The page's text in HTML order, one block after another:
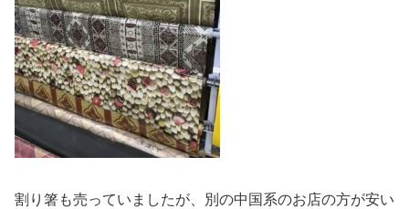
割り箸も売っていましたが、別の中国系のお店の方が安い